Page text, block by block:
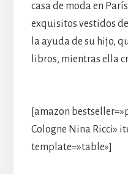
casa de moda en
exquisitos vestidos
la ayuda de su hijo,
libros, mientras ella
[amazon
Cologne Nina Ricci»
template=»table»]